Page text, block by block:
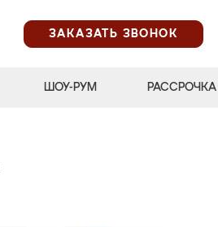
ЗАКАЗАТЬ ЗВОНОК
ШОУ-РУМ РАССРОЧКА